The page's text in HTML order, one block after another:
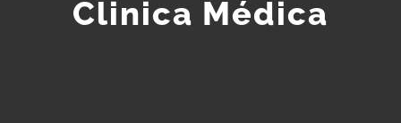
Clinica Médica